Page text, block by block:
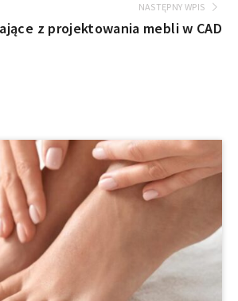
NASTĘPNY WPIS
z projektowania mebli w CAD